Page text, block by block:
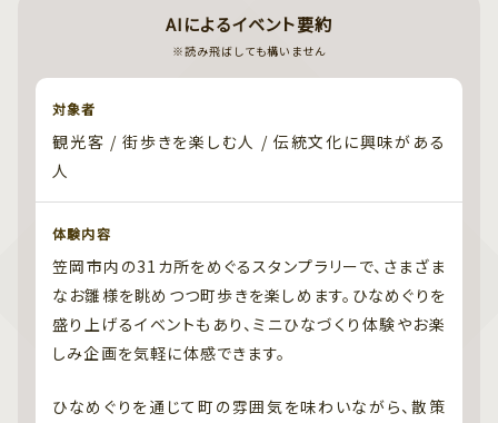
AIによるイベント要約
※読み飛ばしても構いません
対象者
観光客 / 街歩きを楽しむ人 / 伝統文化に興味がある
人
体験内容
笠岡市内の31カ所をめぐるスタンプラリーで、さまざま
なお雛様を眺めつつ町歩きを楽しめます。ひなめぐりを
盛り上げるイベントもあり、ミニひなづくり体験やお楽
しみ企画を気軽に体感できます。
ひなめぐりを通じて町の雰囲気を味わいながら、散策